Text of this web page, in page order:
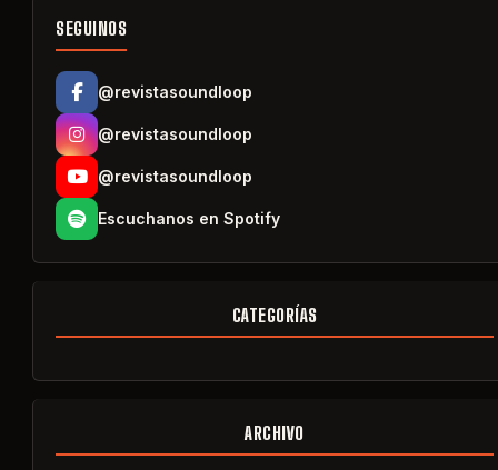
SEGUINOS
@revistasoundloop
@revistasoundloop
@revistasoundloop
Escuchanos en Spotify
CATEGORÍAS
ARCHIVO